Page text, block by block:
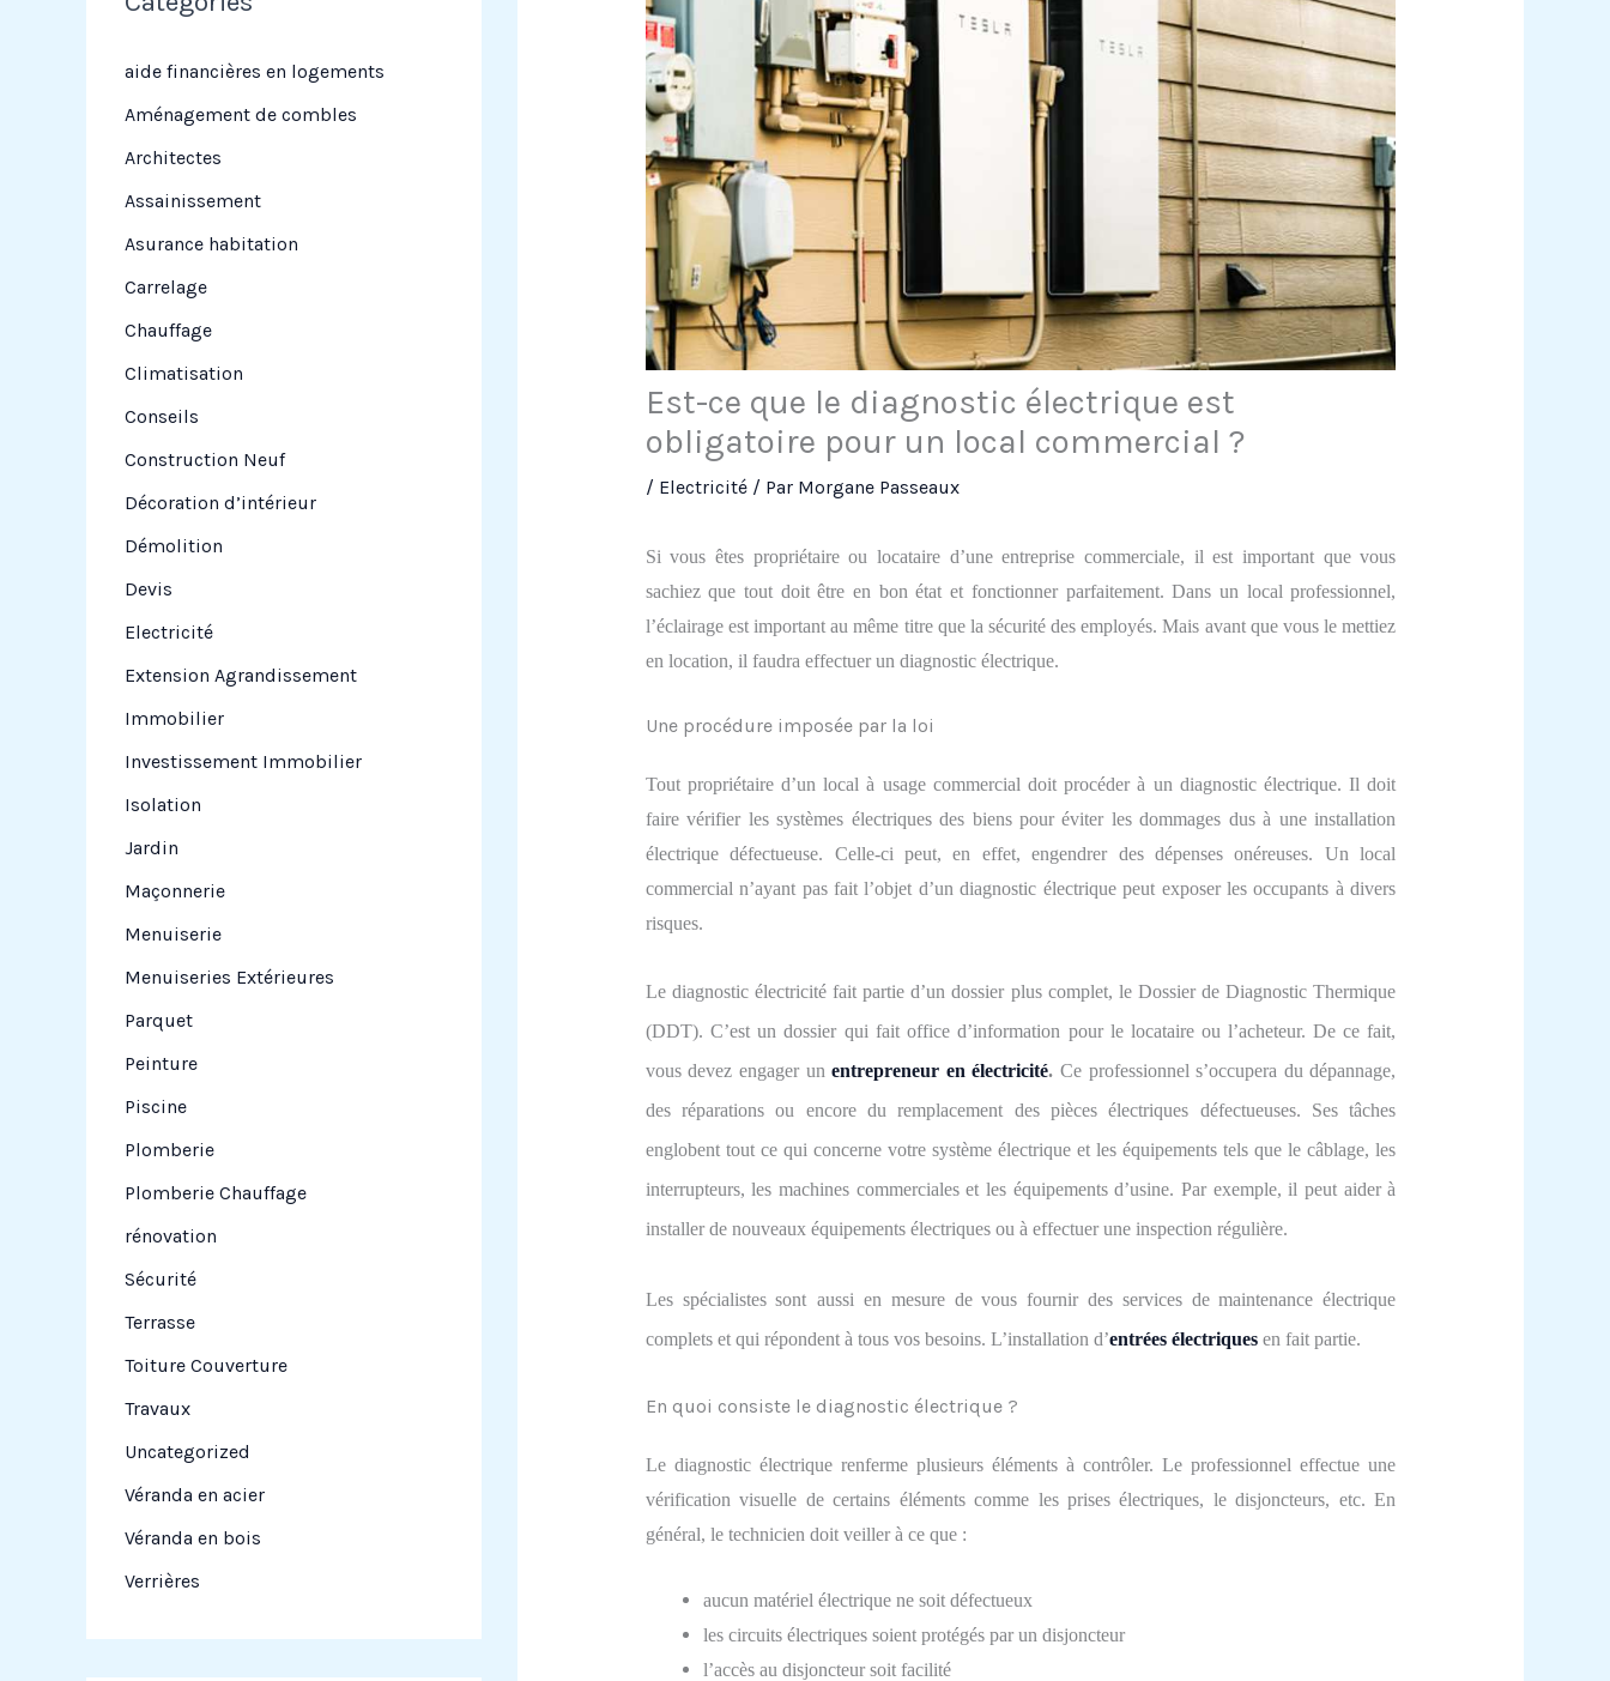
r
r
:
aide financières en logements
Aménagement de combles
Architectes
Assainissement
Asurance habitation
Carrelage
Chauffage
Climatisation
Conseils
Construction Neuf
Décoration d’intérieur
Démolition
Devis
Electricité
Extension Agrandissement
Immobilier
Investissement Immobilier
Isolation
Jardin
Maçonnerie
Menuiserie
Menuiseries Extérieures
Parquet
Peinture
Piscine
Plomberie
Plomberie Chauffage
rénovation
Sécurité
Terrasse
Toiture Couverture
Travaux
Uncategorized
Véranda en acier
Véranda en bois
Verrières
Est-ce que le diagnostic électrique est
obligatoire pour un local commercial ?
/ Electricité/ Par Morgane Passeaux
Si vous êtes propriétaire ou locataire d’une entreprise commerciale, il est important que vous
sachiez que tout doit être en bon état et fonctionner parfaitement. Dans un local professionnel,
l’éclairage est important au même titre que la sécurité des employés. Mais avant que vous le mettiez
en location, il faudra effectuer un diagnostic électrique.
Une procédure imposée par la loi
Tout propriétaire d’un local à usage commercial doit procéder à un diagnostic électrique. Il doit
faire vérifier les systèmes électriques des biens pour éviter les dommages dus à une installation
électrique défectueuse. Celle-ci peut, en effet, engendrer des dépenses onéreuses. Un local
commercial n’ayant pas fait l’objet d’un diagnostic électrique peut exposer les occupants à divers
risques.
Le diagnostic électricité fait partie d’un dossier plus complet, le Dossier de Diagnostic Thermique
(DDT). C’est un dossier qui fait office d’information pour le locataire ou l’acheteur. De ce fait,
vous devez engager unentrepreneur en électricité. Ce professionnel s’occupera du dépannage,
des réparations ou encore du remplacement des pièces électriques défectueuses. Ses tâches
englobent tout ce qui concerne votre système électrique et les équipements tels que le câblage, les
interrupteurs, les machines commerciales et les équipements d’usine. Par exemple, il peut aider à
installer de nouveaux équipements électriques ou à effectuer une inspection régulière.
Les spécialistes sont aussi en mesure de vous fournir des services de maintenance électrique
complets et qui répondent à tous vos besoins. L’installation d’entrées électriques en fait partie.
En quoi consiste le diagnostic électrique ?
Le diagnostic électrique renferme plusieurs éléments à contrôler. Le professionnel effectue une
vérification visuelle de certains éléments comme les prises électriques, le disjoncteurs, etc. En
général, le technicien doit veiller à ce que :
aucun matériel électrique ne soit défectueux
les circuits électriques soient protégés par un disjoncteur
l’accès au disjoncteur soit facilité